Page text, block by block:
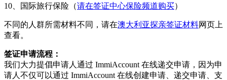
10、国际旅行保险（请在签证中心保险频道购买）
不同的人群所需材料不同，请在澳大利亚探亲签证材料网页上
查看。
签证申请流程：
我们大力提倡申请人通过 ImmiAccount 在线递交申请，因为申
请人不仅可以通过 ImmiAccount 在线创建申请、递交申请、支